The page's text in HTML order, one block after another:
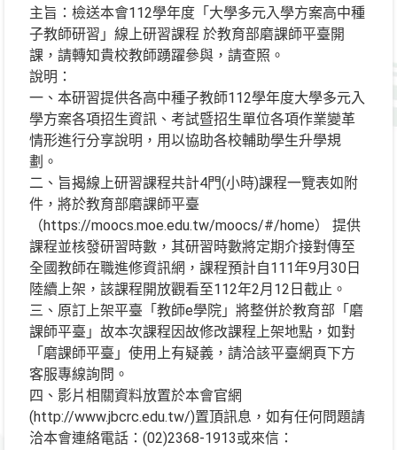
主旨：檢送本會112學年度「大學多元入學方案高中種
子教師研習」線上研習課程 於教育部磨課師平臺開
課，請轉知貴校教師踴躍參與，請查照。
說明：
一、本研習提供各高中種子教師112學年度大學多元入
學方案各項招生資訊、考試暨招生單位各項作業變革
情形進行分享說明，用以協助各校輔助學生升學規
劃。
二、旨揭線上研習課程共計4門(小時)課程一覽表如附
件，將於教育部磨課師平臺
（https://moocs.moe.edu.tw/moocs/#/home） 提供
課程並核發研習時數，其研習時數將定期介接對傳至
全國教師在職進修資訊網，課程預計自111年9月30日
陸續上架，該課程開放觀看至112年2月12日截止。
三、原訂上架平臺「教師e學院」將整併於教育部「磨
課師平臺」故本次課程因故修改課程上架地點，如對
「磨課師平臺」使用上有疑義，請洽該平臺網頁下方
客服專線詢問。
四、影片相關資料放置於本會官網
(http://www.jbcrc.edu.tw/)置頂訊息，如有任何問題請
洽本會連絡電話：(02)2368-1913或來信：